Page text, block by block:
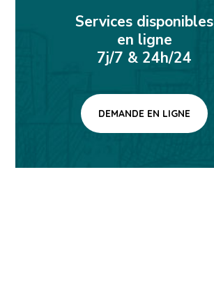
Services disponibles
en ligne
7j/7 & 24h/24
DEMANDE EN LIGNE